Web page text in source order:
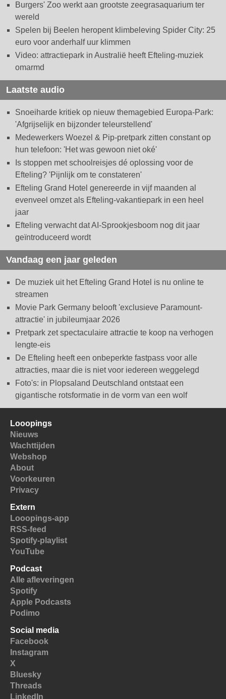
Burgers' Zoo werkt aan grootste zeegrasaquarium ter
wereld
Spelen bij Beelen heropent klimbeleving Spider City: 25
euro voor anderhalf uur klimmen
Video: attractiepark in Australië heeft Efteling-muziek
omarmd
Laatste audio
Snoeiharde kritiek op nieuw themagebied Europa-Park:
'Afgrijselijk en bijzonder teleurstellend'
Medewerkers Woezel & Pip-pretpark zitten constant op
hun telefoon: 'Het was gewoon niet oké'
Is stoppen met schoolreisjes dé oplossing voor de
Efteling? 'Pijnlijk om te constateren'
Efteling Grand Hotel genereerde in vijf maanden al
evenveel omzet als Efteling-vakantiepark in een heel
jaar
Efteling verwacht dat AI-Sprookjesboom nog dit jaar
geïntroduceerd wordt
Vandaag een jaar geleden
De muziek uit het Efteling Grand Hotel is nu online te
streamen
Movie Park Germany belooft 'exclusieve Paramount-
attractie' in jubileumjaar 2026
Pretpark zet spectaculaire attractie te koop na verhogen
lengte-eis
De Efteling heeft een onbeperkte fastpass voor alle
attracties, maar die is niet voor iedereen weggelegd
Foto's: in Plopsaland Deutschland ontstaat een
gigantische rotsformatie in de vorm van een wolf
Looopings
Nieuws
Wachttijden
Webshop
About
Voorkeuren
Privacy
Extern
Looopings-app
RSS-feed
Spotify-playlist
YouTube
Podcast
Alle afleveringen
Spotify
Apple Podcasts
Podimo
Social media
Facebook
Instagram
X
Bluesky
Threads
LinkedIn